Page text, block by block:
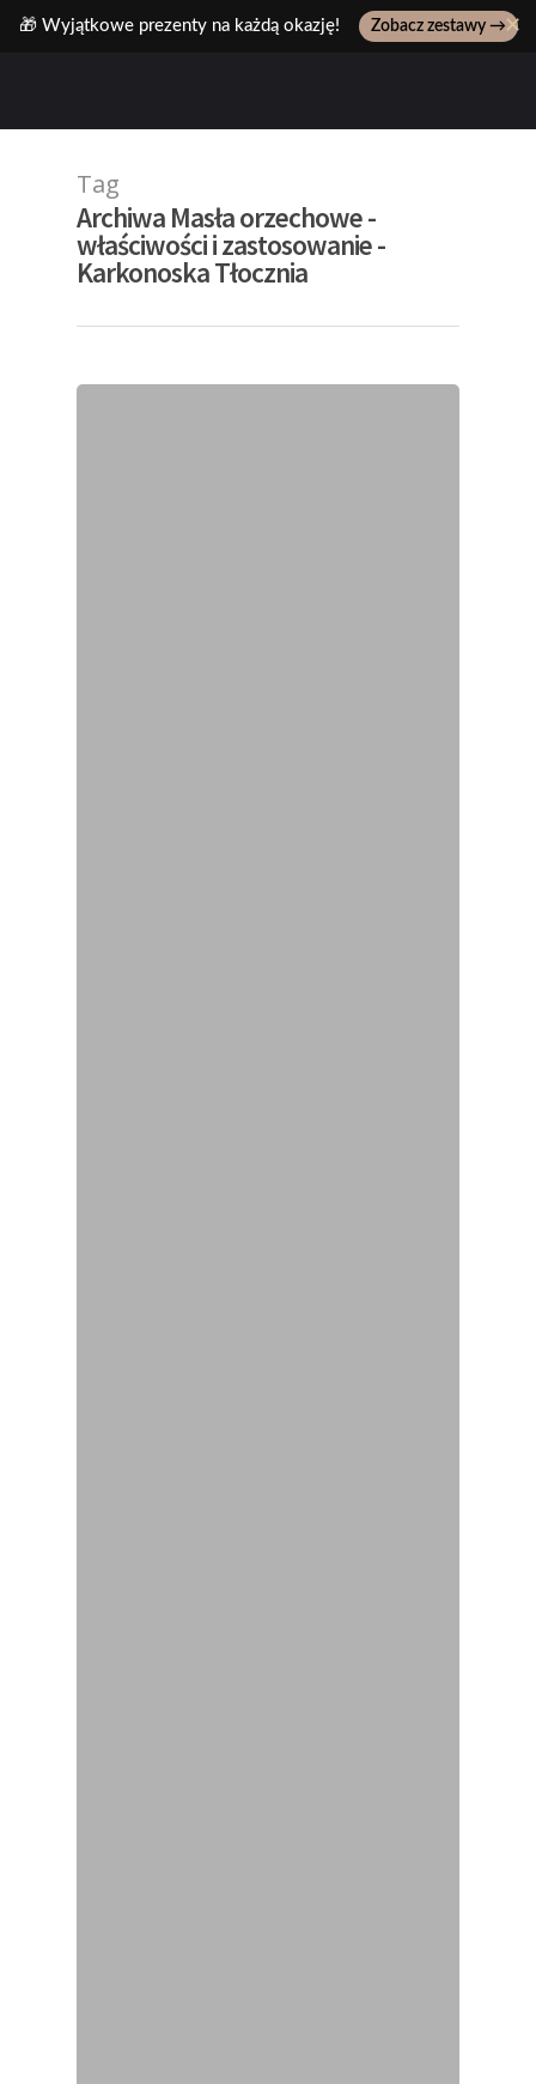
✕
🎁 Wyjątkowe prezenty na każdą okazję! Zobacz zestawy →
Tag
Archiwa Masła orzechowe -
właściwości i zastosowanie -
Karkonoska Tłocznia